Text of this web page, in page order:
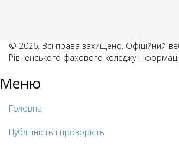
© 2026. Всі права захищено. Офіційний
Рівненського фахового коледжу
Меню
Головна
Публічність і прозорість